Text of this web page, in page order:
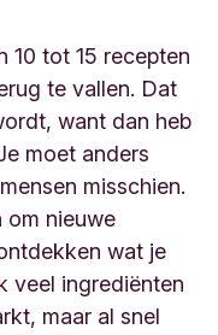
10 tot 15 recepten
te vallen. Dat
want dan heb
moet anders
misschien.
om nieuwe
wat je
veel ingrediënten
maar al snel